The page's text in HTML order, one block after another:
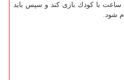
ساعت با كودك بازی كند و سپس باید
شود.